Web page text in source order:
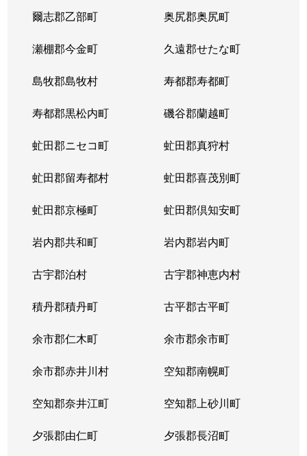
爾志郡乙部町 奥尻郡奥尻町
瀬棚郡今金町 久遠郡せたな町
島牧郡島牧村 寿都郡寿都町
寿都郡黒松内町 磯谷郡蘭越町
虻田郡ニセコ町 虻田郡真狩村
虻田郡留寿都村 虻田郡喜茂別町
虻田郡京極町 虻田郡倶知安町
岩内郡共和町 岩内郡岩内町
古宇郡泊村 古宇郡神恵内村
積丹郡積丹町 古平郡古平町
余市郡仁木町 余市郡余市町
余市郡赤井川村 空知郡南幌町
空知郡奈井江町 空知郡上砂川町
夕張郡由仁町 夕張郡長沼町